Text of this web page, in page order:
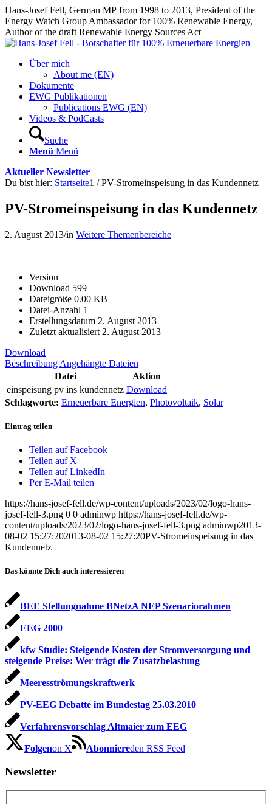
Hans-Josef Fell, German MP from 1998 to 2013, President of the
Energy Watch Group Ambassador for 100% Renewable Energy,
Author of the draft Renewable Energy Sources Act
Über mich
About me (EN)
Dokumente
EWG Publikationen
Publications EWG (EN)
Videos & PodCasts
Suche
Menü Menü
Aktueller Newsletter
Du bist hier: Startseite1 / PV-Stromeinspeisung in das Kundennetz
PV-Stromeinspeisung in das Kundennetz
2. August 2013/in Weitere Themenbereiche
Version
Download 599
Dateigröße 0.00 KB
Datei-Anzahl 1
Erstellungsdatum 2. August 2013
Zuletzt aktualisiert 2. August 2013
Download
Beschreibung Angehängte Dateien
Datei
Aktion
einspeisung pv ins kundennetz Download
Schlagworte: Erneuerbare Energien, Photovoltaik, Solar
Eintrag teilen
Teilen auf Facebook
Teilen auf X
Teilen auf LinkedIn
Per E-Mail teilen
https://hans-josef-fell.de/wp-content/uploads/2023/02/logo-hans-
josef-fell-3.png 0 0 adminwp https://hans-josef-fell.de/wp-
content/uploads/2023/02/logo-hans-josef-fell-3.png adminwp2013-
08-02 15:27:202013-08-02 15:27:20PV-Stromeinspeisung in das
Kundennetz
Das könnte Dich auch interessieren
BEE Stellungnahme BNetzA NEP Szenariorahmen
EEG 2000
kfw Studie: Steigende Kosten der Stromversorgung und
steigende Preise: Wer trägt die Zusatzbelastung
Meeresströmungskraftwerk
PV-EEG Debatte im Bundestag 25.03.2010
Verfahrensvorschlag Altmaier zum EEG
Folgenon X Abonniereden RSS Feed
Newsletter